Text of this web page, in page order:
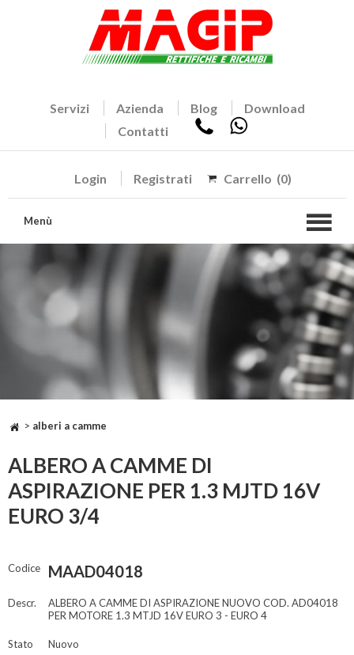
Servizi Azienda Blog
Download
Contatti
Login Registrati Carrello (0)
Menù
> alberi a camme
ALBERO A CAMME DI
ASPIRAZIONE PER 1.3 MJTD 16V
EURO 3/4
Codice MAAD04018
Descr.
ALBERO A CAMME DI ASPIRAZIONE NUOVO COD. AD04018
PER MOTORE 1.3 MTJD 16V EURO 3 - EURO 4
Stato Nuovo